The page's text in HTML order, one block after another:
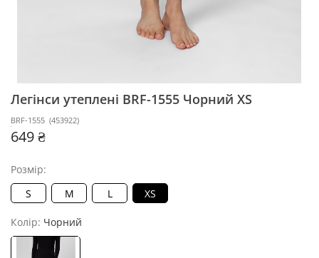
Легінси утеплені BRF-1555 Чорний XS
BRF-1555 (453922)
649 ₴
Розмір:
S
M L XS
Колір: Чорний